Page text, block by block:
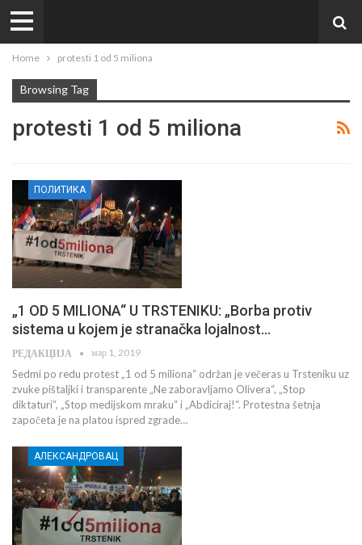
Home protesti 1 od 5 miliona
Browsing Tag
protesti 1 od 5 miliona
ПОЛИТИКА
„1 OD 5 MILIONA“ U TRSTENIKU: „Borba protiv
sistema u kojem je stranačka lojalnost…
РЕДАКЦИЈА мар 1, 2019
Sedmi po redu protest „1 od 5 miliona“ održan je večeras u Trsteniku uz
zvuke pištaljki i transparente „Ne zaboravljamo Olivera“, „Stop
diktaturi“, „Stop medijskom mraku“ i „Abdiciraj!“. Protestna šetnja
započeta je na platou ispred zgrade…
АЛЕКСАНДРОВАЦ